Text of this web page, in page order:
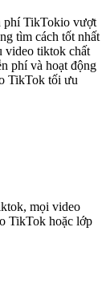
phí TikTokio vượt
tìm cách tốt nhất
video tiktok chất
phí và hoạt động
TikTok tối ưu
mọi video
TikTok hoặc lớp